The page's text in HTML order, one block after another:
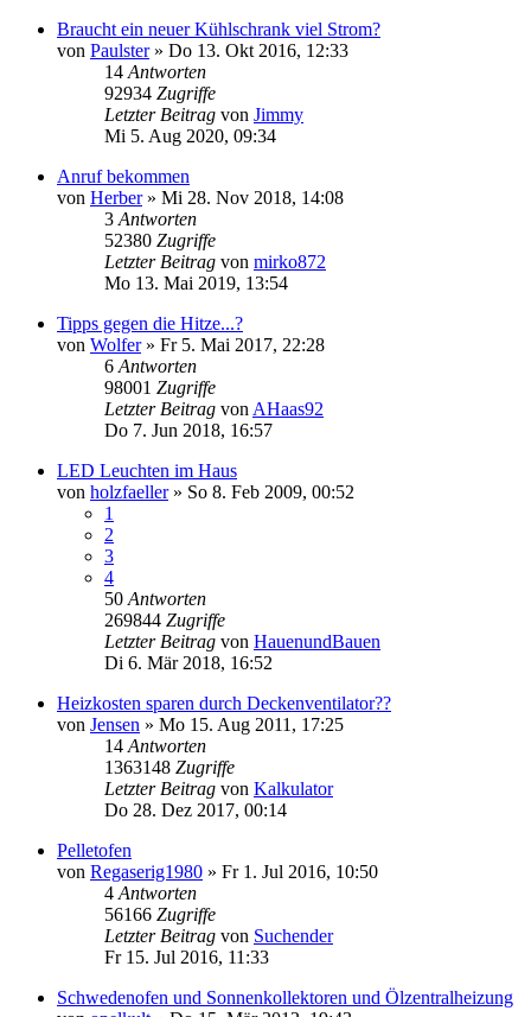
Braucht ein neuer Kühlschrank viel Strom?
von Paulster» Do 13. Okt 2016, 12:33
14 Antworten
92934 Zugriffe
Letzter Beitrag von Jimmy
Mi 5. Aug 2020, 09:34
Anruf bekommen
von Herber» Mi 28. Nov 2018, 14:08
3 Antworten
52380 Zugriffe
Letzter Beitrag von mirko872
Mo 13. Mai 2019, 13:54
Tipps gegen die Hitze...?
von Wolfer» Fr 5. Mai 2017, 22:28
6 Antworten
98001 Zugriffe
Letzter Beitrag von AHaas92
Do 7. Jun 2018, 16:57
LED Leuchten im Haus
von holzfaeller» So 8. Feb 2009, 00:52
1
2
3
4
50 Antworten
269844 Zugriffe
Letzter Beitrag von HauenundBauen
Di 6. Mär 2018, 16:52
Heizkosten sparen durch Deckenventilator??
von Jensen » Mo 15. Aug 2011, 17:25
14 Antworten
1363148 Zugriffe
Letzter Beitrag von Kalkulator
Do 28. Dez 2017, 00:14
Pelletofen
von Regaserig1980 » Fr 1. Jul 2016, 10:50
4 Antworten
56166 Zugriffe
Letzter Beitrag von Suchender
Fr 15. Jul 2016, 11:33
Schwedenofen und Sonnenkollektoren und Ölzentralheizung